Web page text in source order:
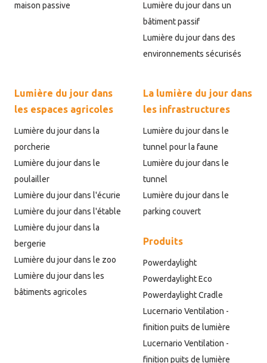
maison passive
Lumière du jour dans un
bâtiment passif
Lumière du jour dans des
environnements sécurisés
Lumière du jour dans
les espaces agricoles
Lumière du jour dans la
porcherie
Lumière du jour dans le
poulailler
Lumière du jour dans l'écurie
Lumière du jour dans l'étable
Lumière du jour dans la
bergerie
Lumière du jour dans le zoo
Lumière du jour dans les
bâtiments agricoles
La lumière du jour dans
les infrastructures
Lumière du jour dans le
tunnel pour la faune
Lumière du jour dans le
tunnel
Lumière du jour dans le
parking couvert
Produits
Powerdaylight
Powerdaylight Eco
Powerdaylight Cradle
Lucernario Ventilation -
finition puits de lumière
Lucernario Ventilation -
finition puits de lumière